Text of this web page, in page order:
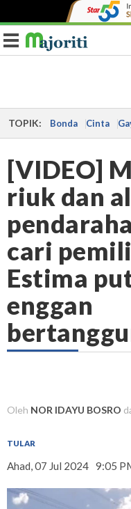
Toggle navigation
TOPIK: Bonda Cinta
[VIDEO]
riuk dan
cari
Estima
enggan
Oleh NOR IDAYU BOSRO
TULAR
Ahad, 07 Jul 2024 9:05